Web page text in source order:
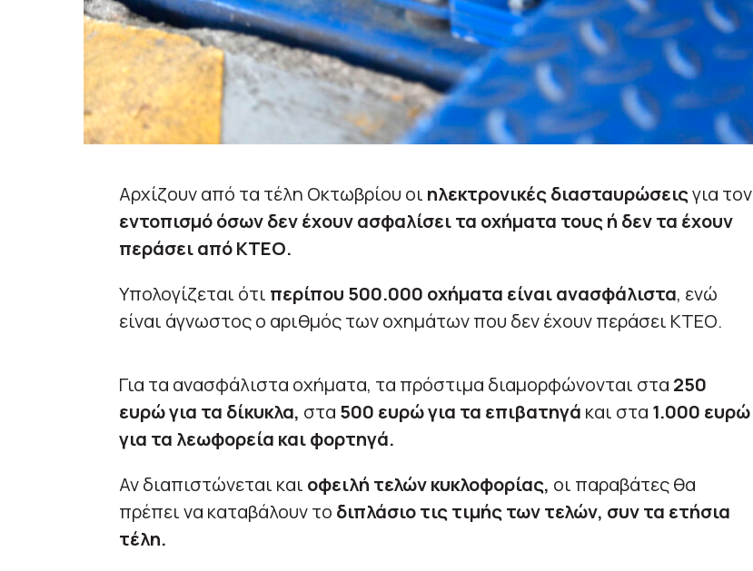
Αρχίζουν από τα τέλη Οκτωβρίου οι ηλεκτρονικές διασταυρώσειςγια τον
εντοπισμό όσων δεν έχουν ασφαλίσει τα οχήματα τους ή δεν τα έχουν
περάσει από ΚΤΕΟ.
Υπολογίζεται ότι περίπου 500.000 οχήματα είναι ανασφάλιστα, ενώ
είναι άγνωστος ο αριθμός των οχημάτων που δεν έχουν περάσει ΚΤΕΟ.
Για τα ανασφάλιστα οχήματα, τα πρόστιμα διαμορφώνονται στα 250
ευρώ για τα δίκυκλα, στα 500 ευρώ για τα επιβατηγά και στα 1.000 ευρώ
για τα λεωφορεία και φορτηγά.
Αν διαπιστώνεται και οφειλή τελών κυκλοφορίας, οι παραβάτες θα
πρέπει να καταβάλουν το διπλάσιο τις τιμής των τελών, συν τα ετήσια
τέλη.